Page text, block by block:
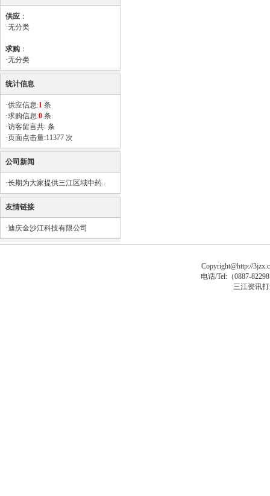
供应 ：
·无分类
求购 ：
·无分类
统计信息
·供应信息:1 条
·求购信息:0 条
·访客留言共: 条
·页面点击量:11377 次
公司新闻
·长期为大家提供三江区域中药..
友情链接
·迪庆金沙江科技有限公司
Copyright@http://
电话/Tel:（0887-
三江资讯